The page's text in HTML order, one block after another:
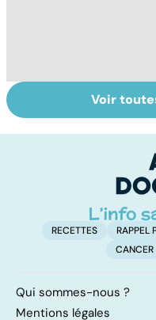
Troubles anxieux,
une anxiété
Voir
RECETTES RAPPEL
CANCER
Qui sommes-nous ?
Mentions légales